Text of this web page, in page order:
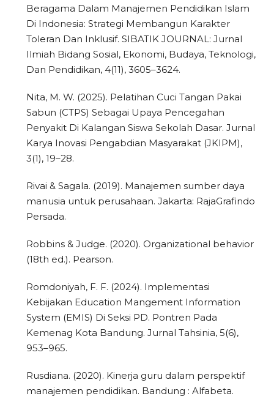
Beragama Dalam Manajemen Pendidikan Islam
Di Indonesia: Strategi Membangun Karakter
Toleran Dan Inklusif. SIBATIK JOURNAL: Jurnal
Ilmiah Bidang Sosial, Ekonomi, Budaya, Teknologi,
Dan Pendidikan, 4(11), 3605–3624.
Nita, M. W. (2025). Pelatihan Cuci Tangan Pakai
Sabun (CTPS) Sebagai Upaya Pencegahan
Penyakit Di Kalangan Siswa Sekolah Dasar. Jurnal
Karya Inovasi Pengabdian Masyarakat (JKIPM),
3(1), 19–28.
Rivai & Sagala. (2019). Manajemen sumber daya
manusia untuk perusahaan. Jakarta: RajaGrafindo
Persada.
Robbins & Judge. (2020). Organizational behavior
(18th ed.). Pearson.
Romdoniyah, F. F. (2024). Implementasi
Kebijakan Education Mangement Information
System (EMIS) Di Seksi PD. Pontren Pada
Kemenag Kota Bandung. Jurnal Tahsinia, 5(6),
953–965.
Rusdiana. (2020). Kinerja guru dalam perspektif
manajemen pendidikan. Bandung : Alfabeta.